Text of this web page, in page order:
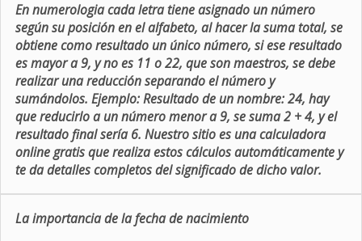
En numerologia cada letra tiene asignado un número
según su posición en el alfabeto, al hacer la suma total, se
obtiene como resultado un único número, si ese resultado
es mayor a 9, y no es 11 o 22, que son maestros, se debe
realizar una reducción separando el número y
sumándolos. Ejemplo: Resultado de un nombre: 24, hay
que reducirlo a un número menor a 9, se suma 2 + 4, y el
resultado final sería 6. Nuestro sitio es una calculadora
online gratis que realiza estos cálculos automáticamente y
te da detalles completos del significado de dicho valor.
La importancia de la fecha de nacimiento